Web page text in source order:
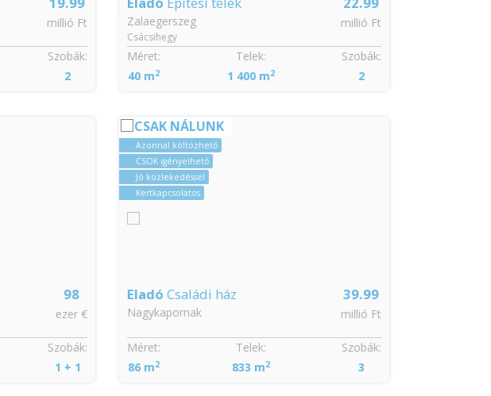
millió Ft
Szobák:
2
98
ezer €
Szobák:
1 + 1
millió Ft
Zalaegerszeg
Csácsihegy
Szobák:
2
Méret:
40 m2
Telek:
1 400 m2
CSAK NÁLUNK
Azonnal költözhető
CSOK igényelhető
Jó közlekedéssel
Kertkapcsolatos
39.99
millió Ft
EladóCsaládi ház
Nagykapornak
Szobák:
3
Méret:
86 m2
Telek:
833 m2